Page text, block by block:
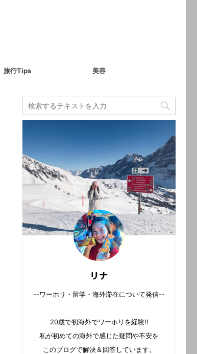
旅行Tips 美容
リナ
--ワーホリ・留学・海外滞在について発信--
20歳で初海外でワーホリを経験!!
私が初めての海外で感じた疑問や不安を
このブログで解決＆回答しています。